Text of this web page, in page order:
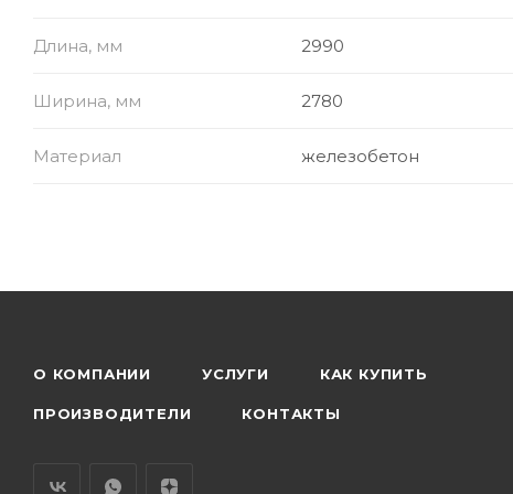
Длина, мм 2990
Ширина, мм 2780
Материал железобетон
О КОМПАНИИ УСЛУГИ КАК КУПИТЬ
ПРОИЗВОДИТЕЛИ КОНТАКТЫ